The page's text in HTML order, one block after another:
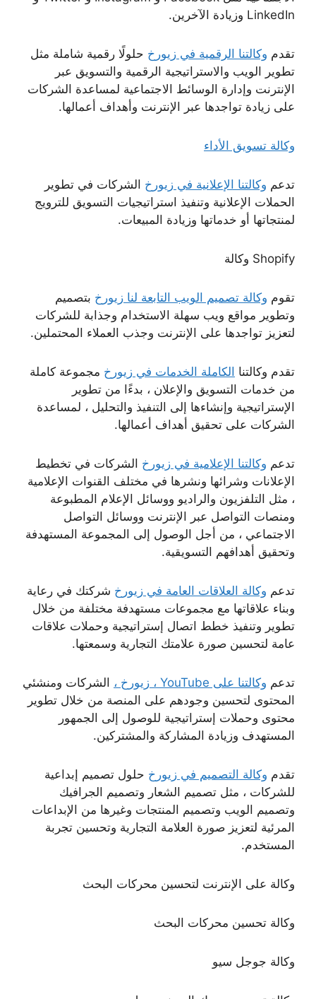
LinkedIn وزيادة الآخرين.
تقدم وكالتنا الرقمية في زيورخ حلولًا رقمية شاملة مثل
تطوير الويب والاستراتيجية الرقمية والتسويق عبر
الإنترنت وإدارة الوسائط الاجتماعية لمساعدة الشركات
على زيادة تواجدها عبر الإنترنت وأهداف أعمالها.
وكالة تسويق الأداء
تدعم وكالتنا الإعلانية في زيورخ الشركات في تطوير
الحملات الإعلانية وتنفيذ استراتيجيات التسويق للترويج
لمنتجاتها أو خدماتها وزيادة المبيعات.
Shopify وكالة
تقوم وكالة تصميم الويب التابعة لنا زيورخ بتصميم
وتطوير مواقع ويب سهلة الاستخدام وجذابة للشركات
لتعزيز تواجدها على الإنترنت وجذب العملاء المحتملين.
تقدم وكالتنا الكاملة الخدمات في زيورخ مجموعة كاملة
من خدمات التسويق والإعلان ، بدءًا من تطوير
الإستراتيجية وإنشاءها إلى التنفيذ والتحليل ، لمساعدة
الشركات على تحقيق أهداف أعمالها.
تدعم وكالتنا الإعلامية في زيورخ الشركات في تخطيط
الإعلانات وشرائها ونشرها في مختلف القنوات الإعلامية
، مثل التلفزيون والراديو ووسائل الإعلام المطبوعة
ومنصات التواصل عبر الإنترنت ووسائل التواصل
الاجتماعي ، من أجل الوصول إلى المجموعة المستهدفة
وتحقيق أهدافهم التسويقية.
تدعم وكالة العلاقات العامة في زيورخ شركتك في رعاية
وبناء علاقاتها مع مجموعات مستهدفة مختلفة من خلال
تطوير وتنفيذ خطط اتصال إستراتيجية وحملات علاقات
عامة لتحسين صورة علامتك التجارية وسمعتها.
تدعم وكالتنا على YouTube ، زيورخ ،
الشركات ومنشئي
المحتوى لتحسين وجودهم على المنصة من خلال تطوير
محتوى وحملات إستراتيجية للوصول إلى الجمهور
المستهدف وزيادة المشاركة والمشتركين.
تقدم وكالة التصميم في زيورخ حلول تصميم إبداعية
للشركات ، مثل تصميم الشعار وتصميم الجرافيك
وتصميم الويب وتصميم المنتجات وغيرها من الإبداعات
المرئية لتعزيز صورة العلامة التجارية وتحسين تجربة
المستخدم.
وكالة على الإنترنت لتحسين محركات البحث
وكالة تحسين محركات البحث
وكالة جوجل سيو